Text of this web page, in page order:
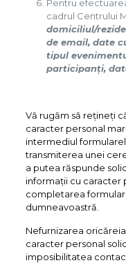
Pentru
cadrul Centrului
domiciliul/
de email, date
tipul
participanți,
Vă rugăm să rețineți
caracter personal
intermediul
transmiterea unei
a putea răspunde
informații cu caracter
completarea
dumneavoastră.
Nefurnizarea
caracter personal
imposibilitatea